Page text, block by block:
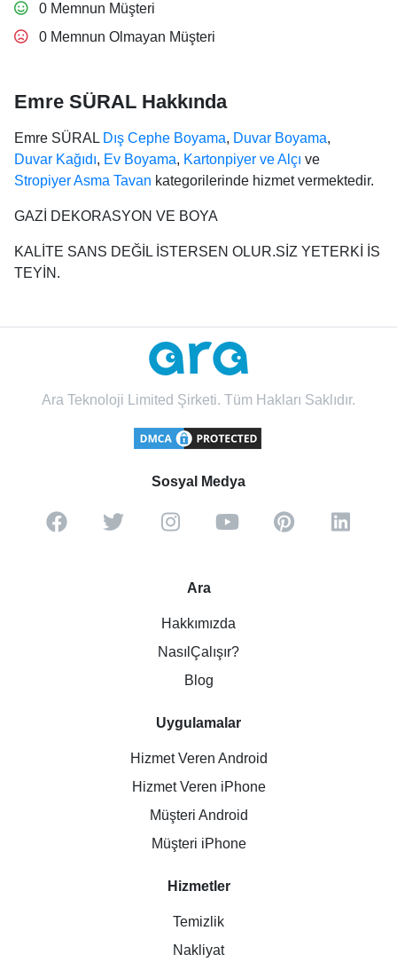
0 Memnun Müşteri
0 Memnun Olmayan Müşteri
Emre SÜRAL Hakkında
Emre SÜRAL Dış Cephe Boyama, Duvar Boyama,
Duvar Kağıdı, Ev Boyama, Kartonpiyer ve Alçı ve
Stropiyer Asma Tavan kategorilerinde hizmet vermektedir.
GAZİ DEKORASYON VE BOYA
KALİTE SANS DEĞİL İSTERSEN OLUR.SİZ YETERKİ İS
TEYİN.
Ara Teknoloji Limited Şirketi. Tüm Hakları Saklıdır.
Sosyal Medya
Ara
Hakkımızda
NasılÇalışır?
Blog
Uygulamalar
Hizmet Veren Android
Hizmet Veren iPhone
Müşteri Android
Müşteri iPhone
Hizmetler
Temizlik
Nakliyat